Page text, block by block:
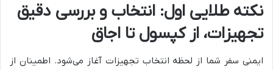
نکته طلایی اول: انتخاب و بررسی دقیق
تجهیزات، از کپسول تا اجاق
ایمنی سفر شما از لحظه انتخاب تجهیزات آغاز می‌شود. اطمینان از